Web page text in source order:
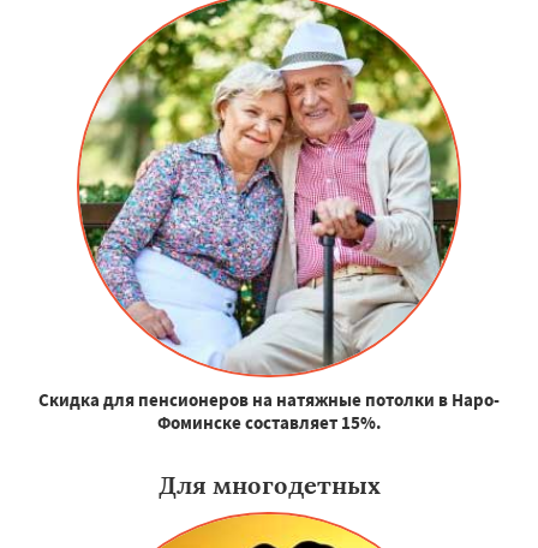
Скидка для пенсионеров на натяжные потолки в Наро-
Фоминске составляет 15%.
Для многодетных